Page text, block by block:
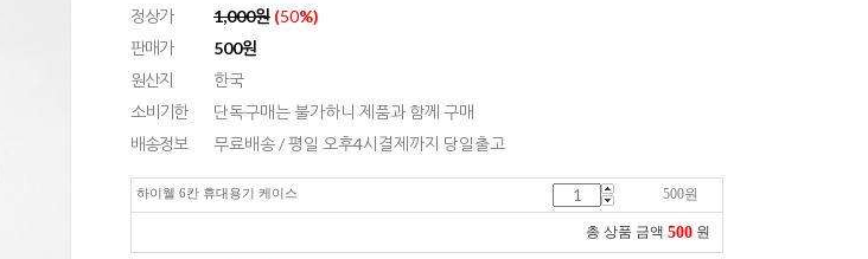
정상가 1,000원 (50%)
판매가
500원
원산지
한국
소비기한
단독구매는 불가하니 제품과 함께 구매
배송정보
무료배송 / 평일 오후4시결제까지 당일출고
하이웰 6칸 휴대용기 케이스 500원
총 상품 금액 500 원